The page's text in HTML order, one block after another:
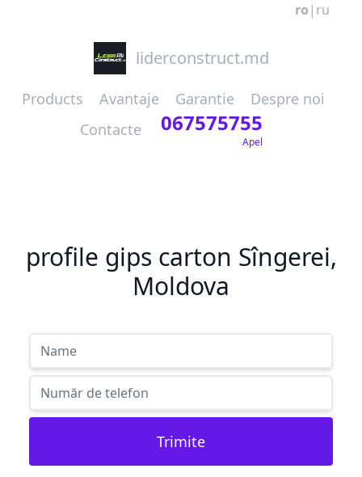
ro | ru
liderconstruct.md
Products Avantaje Garantie
Despre noi
Contacte
067575755
Apel
profile gips carton Sîngerei,
Moldova
Trimite